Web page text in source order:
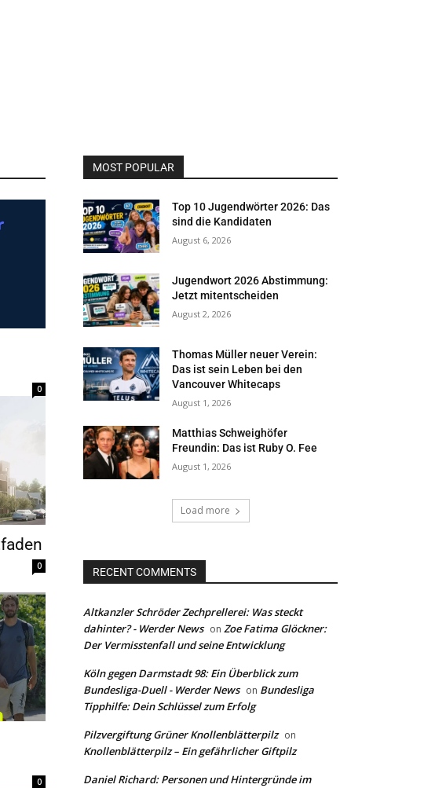
0
0
0
MOST POPULAR
Top 10 Jugendwörter 2026: Das
sind die Kandidaten
August 6, 2026
Jugendwort 2026 Abstimmung:
Jetzt mitentscheiden
August 2, 2026
Thomas Müller neuer Verein:
Das ist sein Leben bei den
Vancouver Whitecaps
August 1, 2026
Matthias Schweighöfer
Freundin: Das ist Ruby O. Fee
August 1, 2026
Load more
RECENT COMMENTS
Altkanzler Schröder Zechprellerei: Was steckt
dahinter? - Werder News on Zoe Fatima Glöckner:
Der Vermisstenfall und seine Entwicklung
Köln gegen Darmstadt 98: Ein Überblick zum
Bundesliga-Duell - Werder News on Bundesliga
Tipphilfe: Dein Schlüssel zum Erfolg
Pilzvergiftung Grüner Knollenblätterpilz on
Knollenblätterpilz – Ein gefährlicher Giftpilz
Daniel Richard: Personen und Hintergründe im